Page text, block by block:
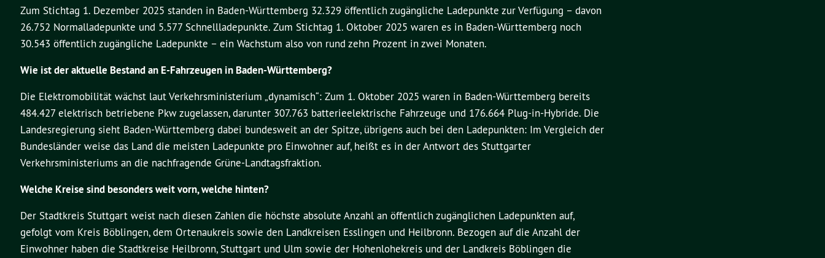
Zum Stichtag 1. Dezember 2025 standen in Baden-Württemberg 32.329 öffentlich zugängliche Ladepunkte zur Verfügung – davon
26.752 Normalladepunkte und 5.577 Schnellladepunkte. Zum Stichtag 1. Oktober 2025 waren es in Baden-Württemberg noch
30.543 öffentlich zugängliche Ladepunkte – ein Wachstum also von rund zehn Prozent in zwei Monaten.
Wie ist der aktuelle Bestand an E-Fahrzeugen in Baden-Württemberg?
Die Elektromobilität wächst laut Verkehrsministerium „dynamisch“: Zum 1. Oktober 2025 waren in Baden-Württemberg bereits
484.427 elektrisch betriebene Pkw zugelassen, darunter 307.763 batterieelektrische Fahrzeuge und 176.664 Plug-in-Hybride. Die
Landesregierung sieht Baden-Württemberg dabei bundesweit an der Spitze, übrigens auch bei den Ladepunkten: Im Vergleich der
Bundesländer weise das Land die meisten Ladepunkte pro Einwohner auf, heißt es in der Antwort des Stuttgarter
Verkehrsministeriums an die nachfragende Grüne-Landtagsfraktion.
Welche Kreise sind besonders weit vorn, welche hinten?
Der Stadtkreis Stuttgart weist nach diesen Zahlen die höchste absolute Anzahl an öffentlich zugänglichen Ladepunkten auf,
gefolgt vom Kreis Böblingen, dem Ortenaukreis sowie den Landkreisen Esslingen und Heilbronn. Bezogen auf die Anzahl der
Einwohner haben die Stadtkreise Heilbronn, Stuttgart und Ulm sowie der Hohenlohekreis und der Landkreis Böblingen die